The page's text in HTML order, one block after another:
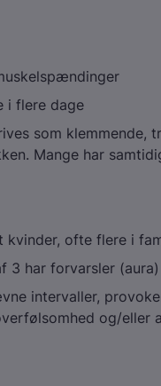
i flere dage
som klemmende,
Mange har
kvinder, ofte flere i
3 har forvarsler (aura)
intervaller,
og/eller